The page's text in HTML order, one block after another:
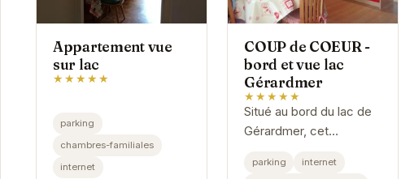
Appartement vue
sur lac
★★★★★
parking
chambres-familiales
internet
COUP de COEUR -
bord et vue lac
Gérardmer
★★★★★
Situé au bord du lac de
Gérardmer, cet
vues exceptionnelles et
parking
internet